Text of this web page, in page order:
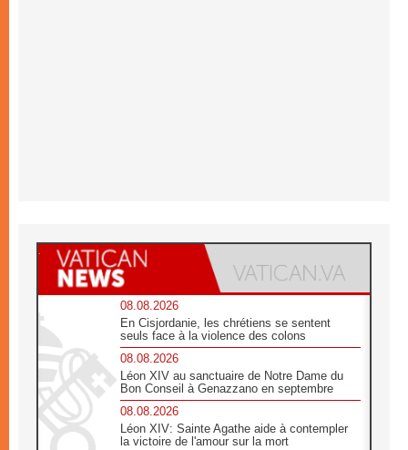
08.08.2026
En Cisjordanie, les chrétiens se sentent
seuls face à la violence des colons
08.08.2026
Léon XIV au sanctuaire de Notre Dame du
Bon Conseil à Genazzano en septembre
08.08.2026
Léon XIV: Sainte Agathe aide à contempler
la victoire de l'amour sur la mort